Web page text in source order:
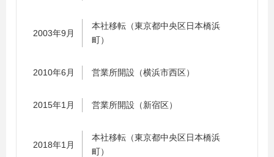
2003年9月
本社移転（東京都中央区日本橋浜
町）
2010年6月 営業所開設（横浜市西区）
2015年1月 営業所開設（新宿区）
2018年1月
本社移転（東京都中央区日本橋浜
町）